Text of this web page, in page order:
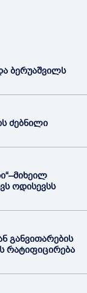
ბერუაშვილს
ძებნილი
ოდისევსს
განვითარების
რატიფიცირება